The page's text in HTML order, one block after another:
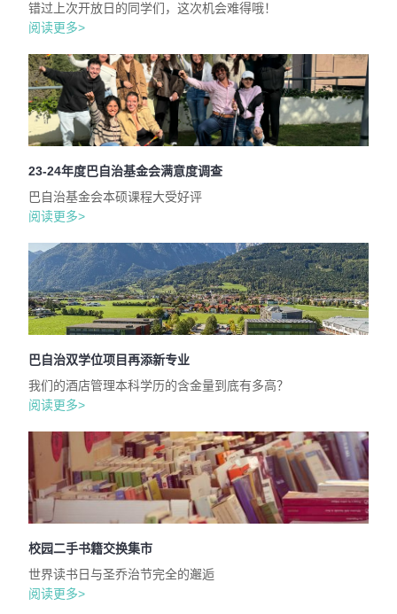
错过上次开放日的同学们，这次机会难得哦！
阅读更多>
23-24年度巴自治基金会满意度调查
巴自治基金会本硕课程大受好评
阅读更多>
巴自治双学位项目再添新专业
我们的酒店管理本科学历的含金量到底有多高？
阅读更多>
校园二手书籍交换集市
世界读书日与圣乔治节完全的邂逅
阅读更多>